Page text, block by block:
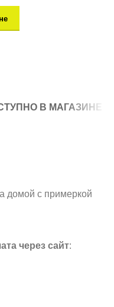
В МАГАЗИНЕ
домой с примеркой
через сайт: